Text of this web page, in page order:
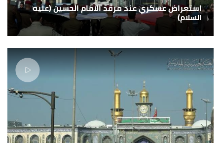
استعراض عسكري عند مرقد الامام الحسين (عليه
السلام)